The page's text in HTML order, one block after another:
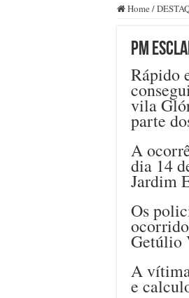
Home /
PM
Rápido
vila
parte
A
dia 14
Jardim
Os
Getúlio
A
e